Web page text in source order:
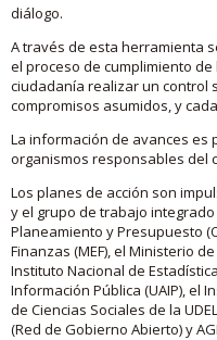
diálogo.
A través de esta herramienta
el proceso de cumplimiento
ciudadanía realizar un control
compromisos asumidos, y
La información de avances es
organismos responsables del
Los planes de acción son
y el grupo de trabajo
Planeamiento y Presupuesto
Finanzas (MEF), el Ministerio
Instituto Nacional de
Información Pública (UAIP), el
de Ciencias Sociales de la
(Red de Gobierno Abierto) y